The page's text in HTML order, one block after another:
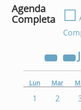
Agenda
Completa
☐
Lun Mar
1 2